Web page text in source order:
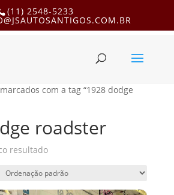
(11) 2548-5233
com a tag “1928 dodge
roadster
resultado